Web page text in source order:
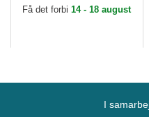
af New Era
Få det forbi14 - 18 august
I